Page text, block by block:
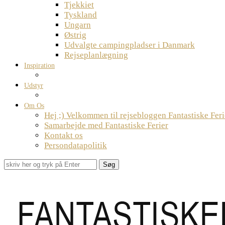
Tjekkiet
Tyskland
Ungarn
Østrig
Udvalgte campingpladser i Danmark
Rejseplanlægning
Inspiration
Udstyr
Om Os
Hej ;) Velkommen til rejsebloggen Fantastiske
Samarbejde med Fantastiske Ferier
Kontakt os
Persondatapolitik
Søg